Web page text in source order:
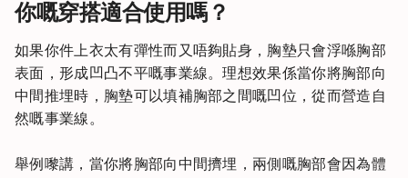
你嘅穿搭適合使用嗎？
如果你件上衣太有彈性而又唔夠貼身，胸墊只會浮喺胸部
表面，形成凹凸不平嘅事業線。理想效果係當你將胸部向
中間推埋時，胸墊可以填補胸部之間嘅凹位，從而營造自
然嘅事業線。
舉例嚟講，當你將胸部向中間擠埋，兩側嘅胸部會因為體